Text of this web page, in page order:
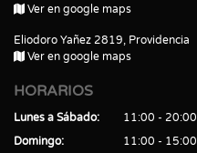
Ver en google maps
Eliodoro Yañez 2819, Providencia
Ver en google maps
HORARIOS
Lunes a Sábado
11:00 - 20:00
Domingo
11:00 - 15:00